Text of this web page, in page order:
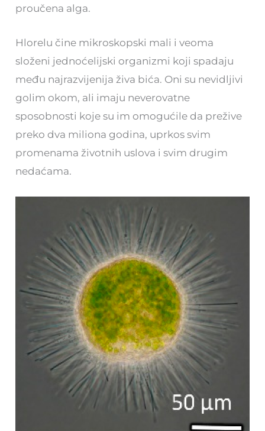
proučena alga.
Hlorelu čine mikroskopski mali i veoma
složeni jednoćelijski organizmi koji spadaju
među najrazvijenija živa bića. Oni su nevidljivi
golim okom, ali imaju neverovatne
sposobnosti koje su im omogućile da prežive
preko dva miliona godina, uprkos svim
promenama životnih uslova i svim drugim
nedaćama.